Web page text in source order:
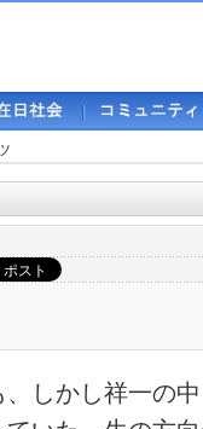
しかし祥一の